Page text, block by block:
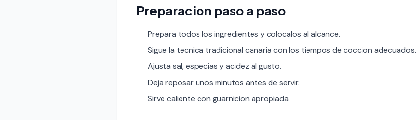
Preparacion paso a paso
Prepara todos los ingredientes y colocalos al alcance.
Sigue la tecnica tradicional canaria con los tiempos de coccion adecuados.
Ajusta sal, especias y acidez al gusto.
Deja reposar unos minutos antes de servir.
Sirve caliente con guarnicion apropiada.